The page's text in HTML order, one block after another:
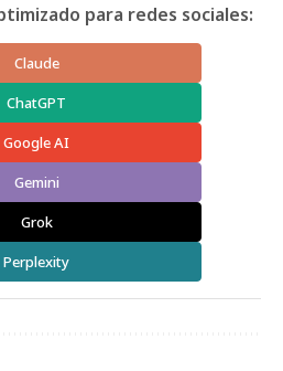
para redes sociales:
Claude
ChatGPT
Google AI
Gemini
Grok
Perplexity